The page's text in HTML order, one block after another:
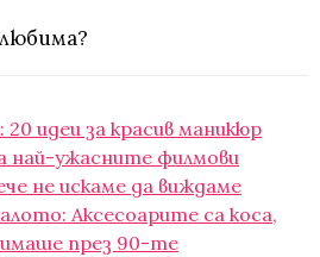
идеи за красив маникюр
най-ужасните филмови
не искаме да виждаме
Аксесоарите са коса,
през 90-те